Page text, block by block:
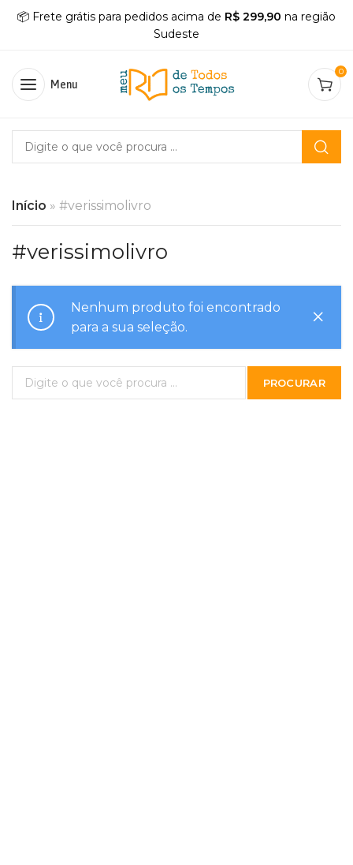
📦 Frete grátis para pedidos acima de R$ 299,90 na região
Sudeste
Menu
0
Início » #verissimolivro
#verissimolivro
Nenhum produto foi encontrado
para a sua seleção.
PROCURAR